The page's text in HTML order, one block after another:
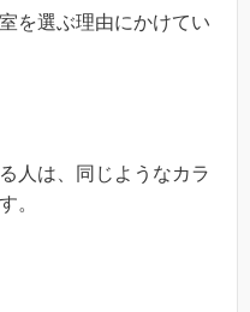
を選ぶ理由にかけてい
人は、同じようなカラ
。